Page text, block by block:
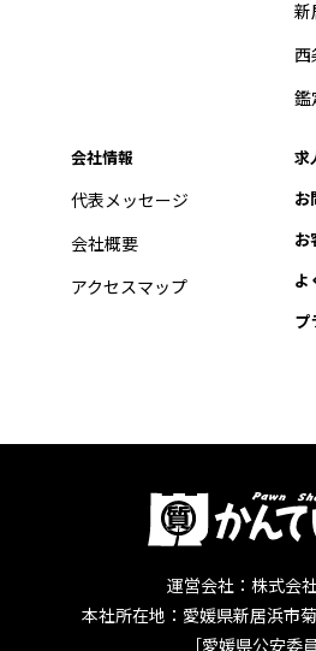
新
西
鑑
会社情報
代表メッセージ
会社概要
アクセスマップ
求
お
お
よ
プ
運営会社：株式会
本社所在地：愛媛県新居浜市
［愛媛県公安委